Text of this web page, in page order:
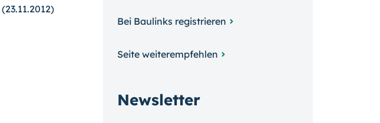
(23.11.2012)
Bei Baulinks registrieren
Seite weiterempfehlen
Newsletter